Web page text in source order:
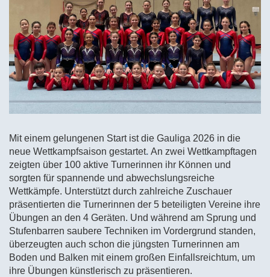
Mit einem gelungenen Start ist die Gauliga 2026 in die
neue Wettkampfsaison gestartet. An zwei Wettkampftagen
zeigten über 100 aktive Turnerinnen ihr Können und
sorgten für spannende und abwechslungsreiche
Wettkämpfe. Unterstützt durch zahlreiche Zuschauer
präsentierten die Turnerinnen der 5 beteiligten Vereine ihre
Übungen an den 4 Geräten. Und während am Sprung und
Stufenbarren saubere Techniken im Vordergrund standen,
überzeugten auch schon die jüngsten Turnerinnen am
Boden und Balken mit einem großen Einfallsreichtum, um
ihre Übungen künstlerisch zu präsentieren.